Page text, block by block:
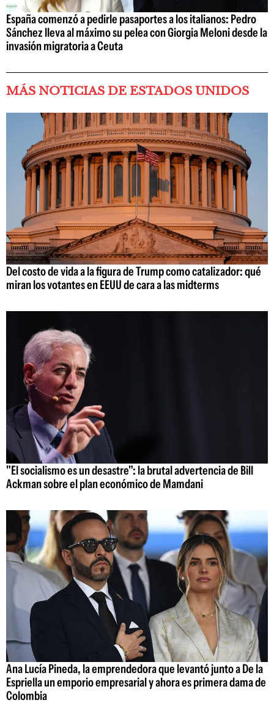
España comenzó a pedirle pasaportes a los italianos: Pedro
Sánchez lleva al máximo su pelea con Giorgia Meloni desde la
invasión migratoria a Ceuta
MÁS NOTICIAS DE ESTADOS UNIDOS
Del costo de vida a la figura de Trump como catalizador: qué
miran los votantes en EEUU de cara a las midterms
"El socialismo es un desastre": la brutal advertencia de Bill
Ackman sobre el plan económico de Mamdani
Ana Lucía Pineda, la emprendedora que levantó junto a De la
Espriella un emporio empresarial y ahora es primera dama de
Colombia